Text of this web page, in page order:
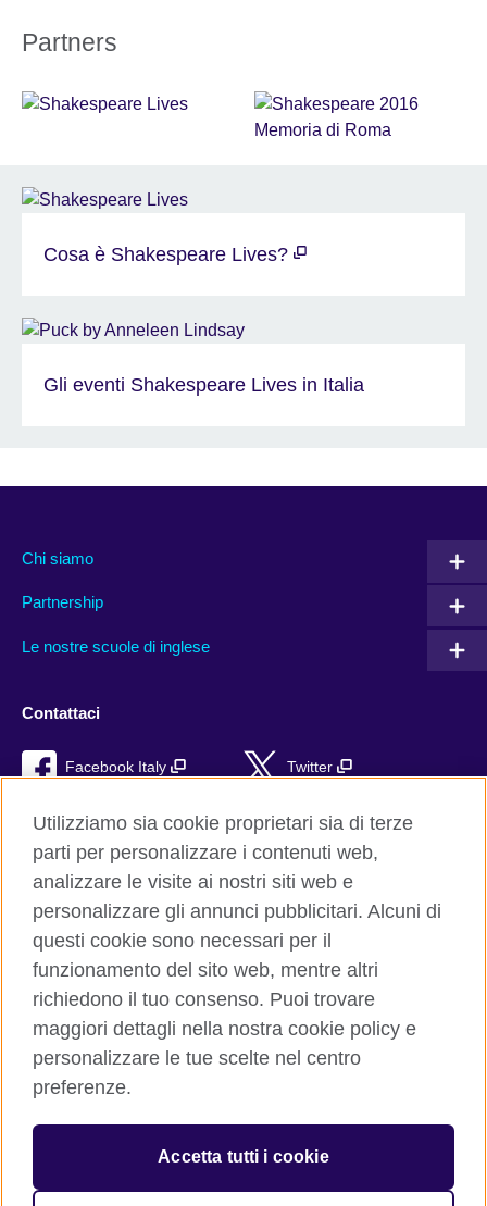
Partners
Cosa è Shakespeare Lives?
Gli eventi Shakespeare Lives in Italia
Chi siamo
Partnership
Le nostre scuole di inglese
Contattaci
Facebook Italy Twitter
YouTube TikTok
RSS
British Council global
Privacy e condizioni d'uso
Cookie
Sitemap
Aiuto
© 2026 British Council
The United Kingdom’s international organisation for cultural
Utilizziamo sia cookie proprietari sia di terze
parti per personalizzare i contenuti web,
analizzare le visite ai nostri siti web e
personalizzare gli annunci pubblicitari. Alcuni di
questi cookie sono necessari per il
funzionamento del sito web, mentre altri
richiedono il tuo consenso. Puoi trovare
maggiori dettagli nella nostra cookie policy e
personalizzare le tue scelte nel centro
preferenze.
Accetta tutti i cookie